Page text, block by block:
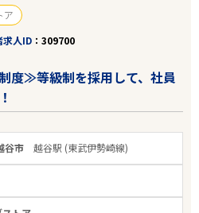
ア
求人ID 309700
度≫等級制を採用して、社員
谷市越谷駅 (東武伊勢崎線)